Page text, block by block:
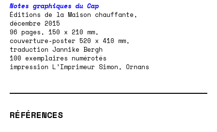
Notes graphiques du Cap
Éditions de la Maison chauffante ,
décembre 2015
96 pages, 150 x 210 mm,
couverture-poster 520 x 410 mm,
traduction Jannike Bergh
100 exemplaires numérotés
impression L’Imprimeur Simon, Ornans
RÉFÉRENCES